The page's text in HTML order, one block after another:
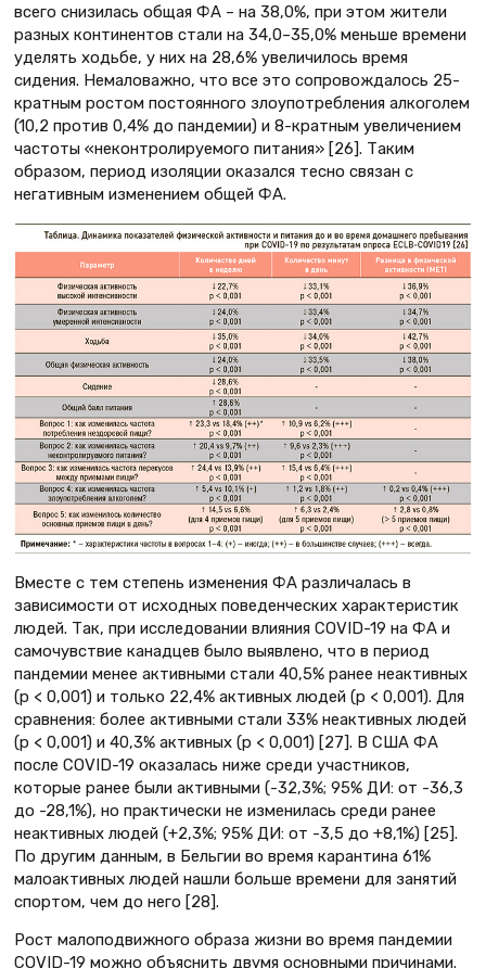
всего снизилась общая ФА – на 38,0%, при этом жители
разных континентов стали на 34,0–35,0% меньше времени
уделять ходьбе, у них на 28,6% увеличилось время
сидения. Немаловажно, что все это сопровождалось 25-
кратным ростом постоянного злоупотребления алкоголем
(10,2 против 0,4% до пандемии) и 8-кратным увеличением
частоты «неконтролируемого питания» [26]. Таким
образом, период изоляции оказался тесно связан с
негативным изменением общей ФА.
Вместе с тем степень изменения ФА различалась в
зависимости от исходных поведенческих характеристик
людей. Так, при исследовании влияния COVID-19 на ФА и
самочувствие канадцев было выявлено, что в период
пандемии менее активными стали 40,5% ранее неактивных
(p < 0,001) и только 22,4% активных людей (p < 0,001). Для
сравнения: более активными стали 33% неактивных людей
(p < 0,001) и 40,3% активных (p < 0,001) [27]. В США ФА
после COVID-19 оказалась ниже среди участников,
которые ранее были активными (-32,3%; 95% ДИ: от -36,3
до -28,1%), но практически не изменилась среди ранее
неактивных людей (+2,3%; 95% ДИ: от -3,5 до +8,1%) [25].
По другим данным, в Бельгии во время карантина 61%
малоактивных людей нашли больше времени для занятий
спортом, чем до него [28].
Рост малоподвижного образа жизни во время пандемии
COVID-19 можно объяснить двумя основными причинами.